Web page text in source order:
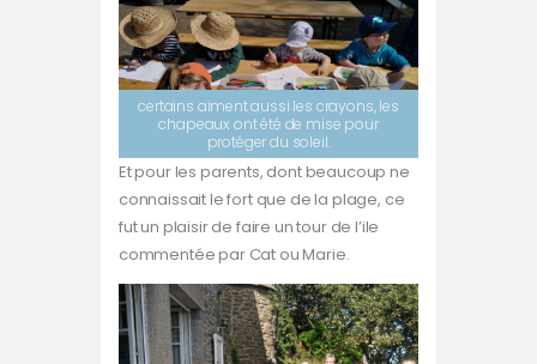
certains aiment aussi les crayons, les
chapeaux ont été de mise pour
protéger du soleil.
Et pour les parents, dont beaucoup ne
connaissait le fort que de la plage, ce
fut un plaisir de faire un tour de l’ile
commentée par Cat ou Marie.